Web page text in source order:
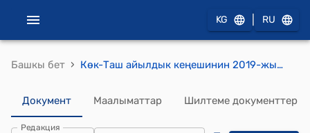
KG RU
Башкы бет › Көк-Таш айылдык кеңешинин 2019-жылдын 28-октябрындагы №1 "Булак-Башы айылынын Долоно участогуна тартылган электр линиясынын зарылдыкка байланыштуу өзгөртүлгөн жумушчу долбоор-сметасынын негизинде, курулуш –монтаждоо иштерине кошумча каражат кароо жөнүндө"токтому
Документ Маалыматтар Шилтеме документтер
Редакция